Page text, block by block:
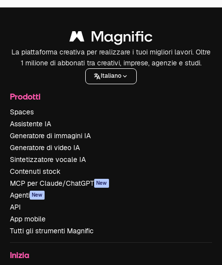
La piattaforma creativa per realizzare i tuoi migliori lavori. Oltre
1 milione di abbonati tra creativi, imprese, agenzie e studi.
Italiano
Prodotti
Spaces
Assistente IA
Generatore di immagini IA
Generatore di video IA
Sintetizzatore vocale IA
Contenuti stock
MCP per Claude/ChatGPT New
Agenti New
API
App mobile
Tutti gli strumenti Magnific
Inizia